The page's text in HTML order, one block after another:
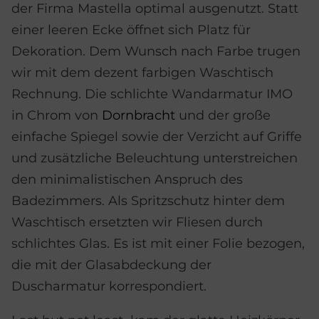
der Firma Mastella optimal ausgenutzt. Statt
einer leeren Ecke öffnet sich Platz für
Dekoration. Dem Wunsch nach Farbe trugen
wir mit dem dezent farbigen Waschtisch
Rechnung. Die schlichte Wandarmatur IMO
in Chrom von Dornbracht und der große
einfache Spiegel sowie der Verzicht auf Griffe
und zusätzliche Beleuchtung unterstreichen
den minimalistischen Anspruch des
Badezimmers. Als Spritzschutz hinter dem
Waschtisch ersetzten wir Fliesen durch
schlichtes Glas. Es ist mit einer Folie bezogen,
die mit der Glasabdeckung der
Duscharmatur korrespondiert.